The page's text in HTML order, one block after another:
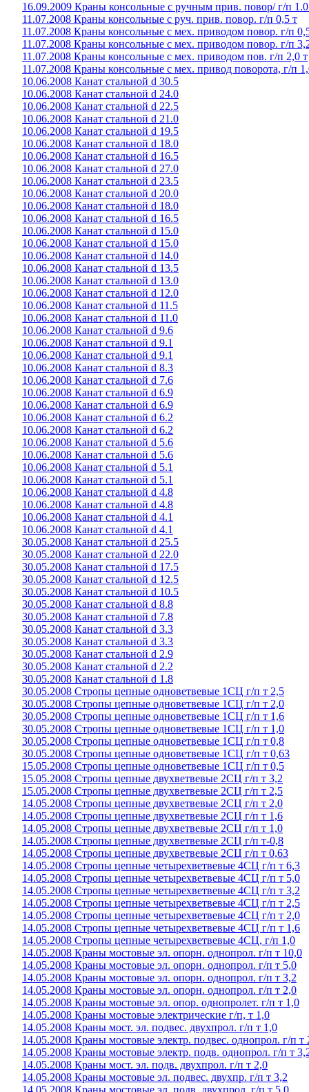
16.09.2009 Краны консольные с ручным прив. повор/ г/п
11.07.2008 Краны консольные с руч. прив. повор. г/п 0,5 т
11.07.2008 Краны консольные с мех. приводом повор. г/п
11.07.2008 Краны консольные с мех. приводом повор. г/п
11.07.2008 Краны консольные с мех. приводом пов. г/п 2,0 т
11.07.2008 Краны консольные с мех. привод поворота, г/п
10.06.2008 Канат стальной d 30.5
10.06.2008 Канат стальной d 24.0
10.06.2008 Канат стальной d 22.5
10.06.2008 Канат стальной d 21.0
10.06.2008 Канат стальной d 19.5
10.06.2008 Канат стальной d 18.0
10.06.2008 Канат стальной d 16.5
10.06.2008 Канат стальной d 27.0
10.06.2008 Канат стальной d 23.5
10.06.2008 Канат стальной d 20.0
10.06.2008 Канат стальной d 18.0
10.06.2008 Канат стальной d 16.5
10.06.2008 Канат стальной d 15.0
10.06.2008 Канат стальной d 15.0
10.06.2008 Канат стальной d 14.0
10.06.2008 Канат стальной d 13.5
10.06.2008 Канат стальной d 13.0
10.06.2008 Канат стальной d 12.0
10.06.2008 Канат стальной d 11.5
10.06.2008 Канат стальной d 11.0
10.06.2008 Канат стальной d 9.6
10.06.2008 Канат стальной d 9.1
10.06.2008 Канат стальной d 9.1
10.06.2008 Канат стальной d 8.3
10.06.2008 Канат стальной d 7.6
10.06.2008 Канат стальной d 6.9
10.06.2008 Канат стальной d 6.9
10.06.2008 Канат стальной d 6.2
10.06.2008 Канат стальной d 6.2
10.06.2008 Канат стальной d 5.6
10.06.2008 Канат стальной d 5.6
10.06.2008 Канат стальной d 5.1
10.06.2008 Канат стальной d 5.1
10.06.2008 Канат стальной d 4.8
10.06.2008 Канат стальной d 4.8
10.06.2008 Канат стальной d 4.1
10.06.2008 Канат стальной d 4.1
30.05.2008 Канат стальной d 25.5
30.05.2008 Канат стальной d 22.0
30.05.2008 Канат стальной d 17.5
30.05.2008 Канат стальной d 12.5
30.05.2008 Канат стальной d 10.5
30.05.2008 Канат стальной d 8.8
30.05.2008 Канат стальной d 7.8
30.05.2008 Канат стальной d 3.3
30.05.2008 Канат стальной d 3.3
30.05.2008 Канат стальной d 2.9
30.05.2008 Канат стальной d 2.2
30.05.2008 Канат стальной d 1.8
30.05.2008 Стропы цепные одноветвевые 1СЦ г/п т 2,5
30.05.2008 Стропы цепные одноветвевые 1СЦ г/п т 2,0
30.05.2008 Стропы цепные одноветвевые 1СЦ г/п т 1,6
30.05.2008 Стропы цепные одноветвевые 1СЦ г/п т 1,0
30.05.2008 Стропы цепные одноветвевые 1СЦ г/п т 0,8
30.05.2008 Стропы цепные одноветвевые 1СЦ г/п т 0,63
15.05.2008 Стропы цепные одноветвевые 1СЦ г/п т 0,5
15.05.2008 Стропы цепные двухветвевые 2СЦ г/п т 3,2
15.05.2008 Стропы цепные двухветвевые 2СЦ г/п т 2,5
14.05.2008 Стропы цепные двухветвевые 2СЦ г/п т 2,0
14.05.2008 Стропы цепные двухветвевые 2СЦ г/п т 1,6
14.05.2008 Стропы цепные двухветвевые 2СЦ г/п т 1,0
14.05.2008 Стропы цепные двухветвевые 2СЦ г/п т-0,8
14.05.2008 Стропы цепные двухветвевые 2СЦ г/п т 0,63
14.05.2008 Стропы цепные четырехветвевые 4СЦ г/п т 6,3
14.05.2008 Стропы цепные четырехветвевые 4СЦ г/п т 5,0
14.05.2008 Стропы цепные четырехветвевые 4СЦ г/п т 3,2
14.05.2008 Стропы цепные четырехветвевые 4СЦ г/п т 2,5
14.05.2008 Стропы цепные четырехветвевые 4СЦ г/п т 2,0
14.05.2008 Стропы цепные четырехветвевые 4СЦ г/п т 1,6
14.05.2008 Стропы цепные четырехветвевые 4СЦ, г/п 1,0
14.05.2008 Краны мостовые эл. опорн. однопрол. г/п т 10,0
14.05.2008 Краны мостовые эл. опорн. однопрол. г/п т 5,0
14.05.2008 Краны мостовые эл. опорн. однопрол. г/п т 3,2
14.05.2008 Краны мостовые эл. опорн. однопрол. г/п т 2,0
14.05.2008 Краны мостовые эл. опор. однопролет. г/п т 1,0
14.05.2008 Краны мостовые электрические г/п, т 1,0
14.05.2008 Краны мост. эл. подвес. двухпрол. г/п т 1,0
14.05.2008 Краны мостовые электр. подвес. однопрол. г/п т
14.05.2008 Краны мостовые электр. подв. однопрол. г/п т
14.05.2008 Краны мост. эл. подв. двухпрол. г/п т 2,0
14.05.2008 Краны мостовые эл. подвес. двухпр. г/п т 3,2
14.05.2008 Краны мостовые эл. подв. двухпрол. г/п т 5,0